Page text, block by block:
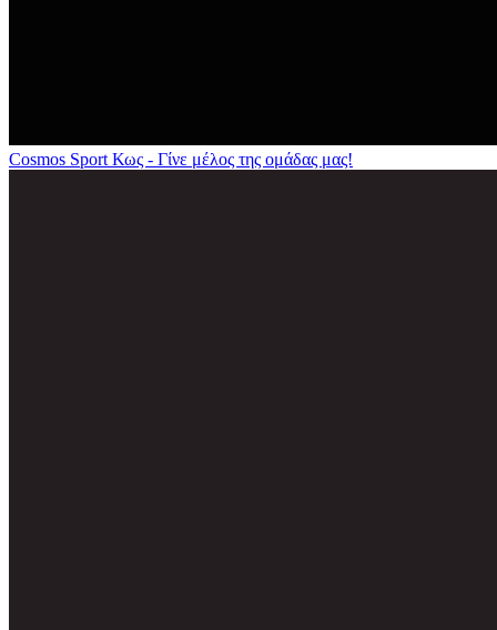
Cosmos Sport Κως - Γίνε μέλος της ομάδας μας!